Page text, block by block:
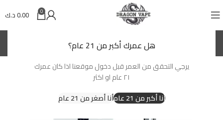
هل عمرك أكبر من 21 عام؟
يرجي التحقق من العمر قبل دخول موقعنا اذا كان عمرك
٢١ عام او اكثر
أنا أكبر من 21 عام
أنا أصغر من 21 عام
0
0.00د.ك